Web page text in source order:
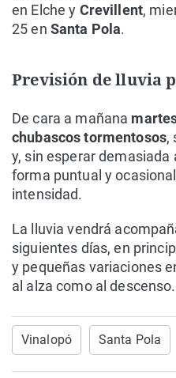
en Elche y Crevillent,
25 en Santa Pola.
Previsión de lluvia
De cara a mañana
chubascos tormentosos,
y, sin esperar demasiada
forma puntual y
intensidad.
La lluvia vendrá
siguientes días, en
y pequeñas variaciones
al alza como al descenso.
Vinalopó Santa Pola